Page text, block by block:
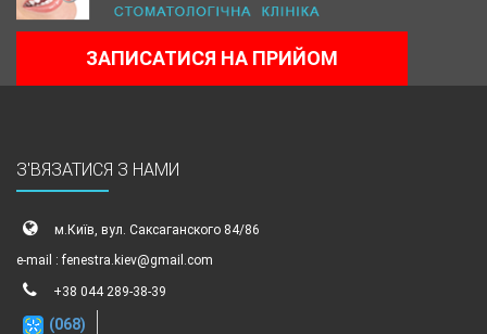
ЗАПИСАТИСЯ НА ПРИЙОМ
З'ВЯЗАТИСЯ З НАМИ
м.Київ, вул. Саксаганского 84/86
e-mail : fenestra.kiev@gmail.com
+38 044 289-38-39
(068)